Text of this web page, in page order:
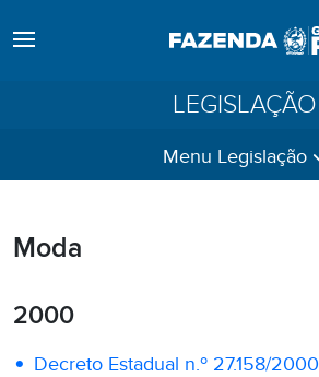
LEGISLAÇÃO
Menu Legislação
Moda
2000
Decreto Estadual n.º 27.158/2000